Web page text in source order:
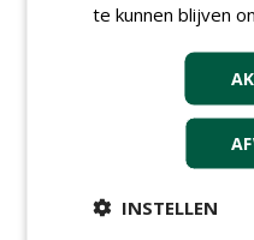
18-06-
04-05-
te kunnen blijven
INSTELLEN